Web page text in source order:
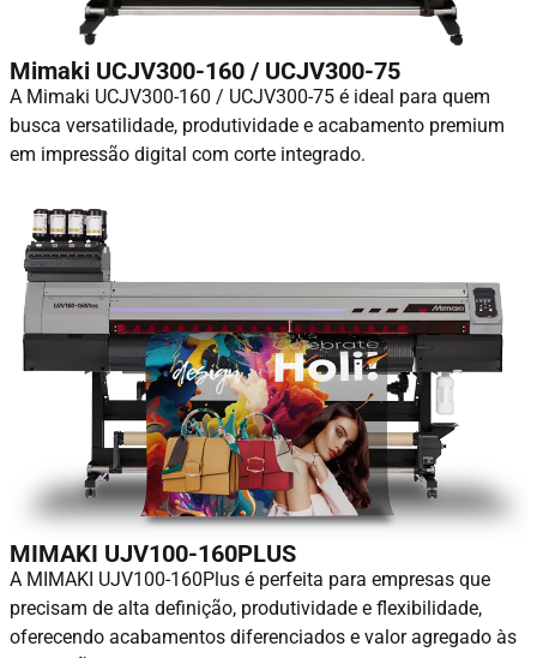
Mimaki UCJV300-160 / UCJV300-75
A Mimaki UCJV300-160 / UCJV300-75 é ideal para quem
busca versatilidade, produtividade e acabamento premium
em impressão digital com corte integrado.
MIMAKI UJV100-160PLUS
A MIMAKI UJV100-160Plus é perfeita para empresas que
precisam de alta definição, produtividade e flexibilidade,
oferecendo acabamentos diferenciados e valor agregado às